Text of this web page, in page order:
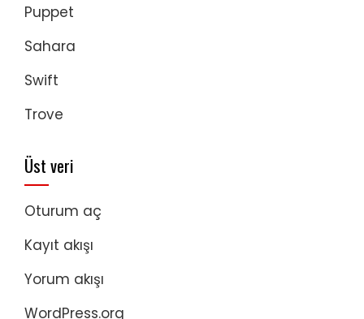
Puppet
Sahara
Swift
Trove
Üst veri
Oturum aç
Kayıt akışı
Yorum akışı
WordPress.org